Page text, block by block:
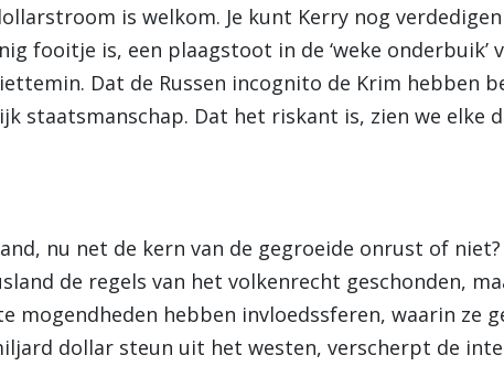
is welkom. Je kunt Kerry nog
fooitje is, een plaagstoot in de ‘weke onderbuik’
Dat de Russen incognito de Krim hebben
staatsmanschap. Dat het riskant is, zien we elke
nu net de kern van de gegroeide onrust of
de regels van het volkenrecht geschonden,
mogendheden hebben invloedssferen, waarin ze
dollar steun uit het westen, verscherpt de